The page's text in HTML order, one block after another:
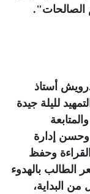
الصالحات".
أستاذ
لليلة جيدة
وحسن إدارة
وحفظ
الطالب بالهدوء
من البداية،